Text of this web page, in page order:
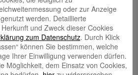
wird das „Schönste Bielefelder
2023“.
der Zeit vom 13. bis zum 25. November
gibt es eine besondere Sparschwein-
Abstimmung geben wir dann den
oder zur Anzeige
werden. Detaillierte
und Zweck dieser Cookies
zum Datenschutz. Durch Klick
können Sie bestimmen, welche
Ihrer Einwilligung verwenden dürfen.
Möglichkeit, dem Einsatz von Cookies,